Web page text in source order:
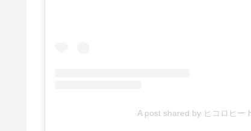
A post shared by ヒコロヒー